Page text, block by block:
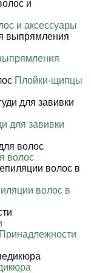
и аксессуары
Плойки-щипцы
для завивки
волос
волос в
Принадлежности